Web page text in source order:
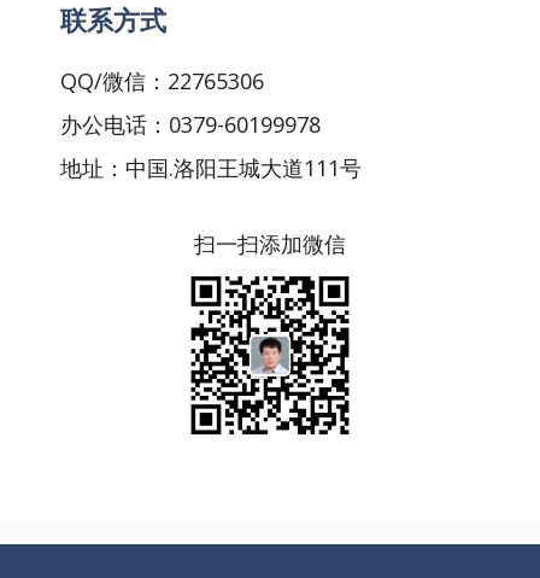
联系方式
QQ/微信：22765306
办公电话：0379-60199978
地址：中国.洛阳王城大道111号
扫一扫添加微信